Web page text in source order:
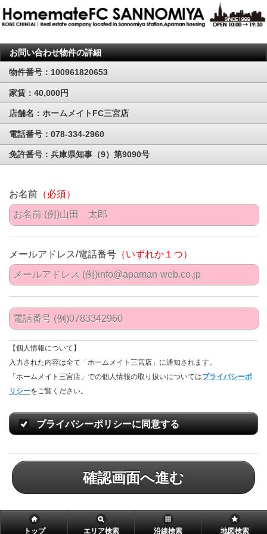
お問い合わせ物件の詳細
物件番号：100961820653
家賃：40,000円
店舗名：ホームメイトFC三宮店
電話番号：078-334-2960
免許番号：兵庫県知事（9）第9090号
お名前 （必須）
メールアドレス/電話番号 （いずれか１つ）
【個人情報について】
入力された内容は全て「ホームメイト三宮店」に通知されます。
「ホームメイト三宮店」での個人情報の取り扱いについてはプライバシーポ
リシーをご覧ください。
プライバシーポリシーに同意する
確認画面へ進む
トップ エリア検索 沿線検索 地図検索